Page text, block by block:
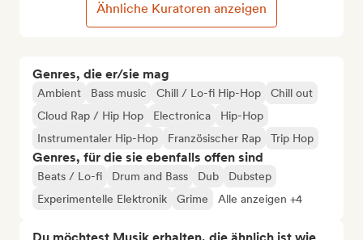
Genres, die er/sie mag
Ambient Bass music Chill / Lo-fi Hip-Hop
Chill out
Cloud Rap / Hip Hop
Electronica
Hip-Hop
Instrumentaler Hip-Hop
Französischer Rap Trip Hop
Genres, für die sie ebenfalls offen sind
Beats / Lo-fi Drum and Bass Dub
Dubstep
Experimentelle Elektronik
Grime Alle anzeigen +4
Ähnliche Kuratoren anzeigen